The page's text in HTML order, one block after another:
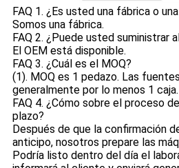
FAQ 1. ¿Es usted una fábrica o
Somos una fábrica.
FAQ 2. ¿Puede usted suministrar
El OEM está disponible.
FAQ 3. ¿Cuál es el MOQ?
(1). MOQ es 1 pedazo. Las
generalmente por lo menos 1 caja.
FAQ 4. ¿Cómo sobre el proceso
plazo?
Después de que la confirmación
anticipo, nosotros prepare las
Podría listo dentro del día el